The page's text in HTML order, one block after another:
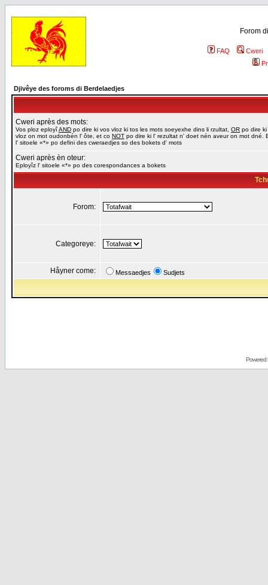
Forom
FAQ
Cweri
Djivêye des foroms di Berdelaedjes
Cweri après des mots:
Vos ploz eployîAND po dire ki vos vloz ki tos les mots soeyexhe dins li rzultat, OR po dire ki
vloz on mot oudonbén l' ôte, et co NOT po dire ki l' rezultat n' doet nén aveur on mot dné.
l' sitoele «*» po defini des cweraedjes so des bokets d' mots
Cweri après èn oteur:
Eployîz l' sitoele «*» po des corespondances a bokets
Forom:
Categoreye:
Håyner come: Messaedjes Sudjets
Powered